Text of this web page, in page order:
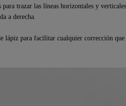
para trazar las líneas horizontales y
a derecha.
lápiz para facilitar cualquier corrección que